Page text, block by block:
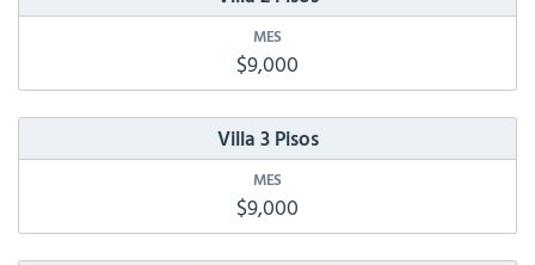
$9,000
Villa 3 Pisos
$9,000